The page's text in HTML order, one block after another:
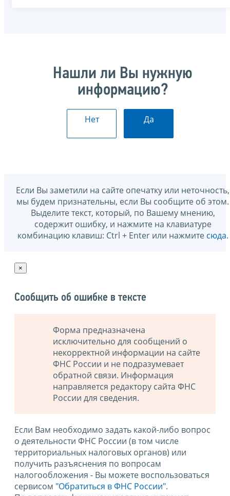
Нашли ли Вы нужную
информацию?
Нет Да
Если Вы заметили на сайте опечатку или неточность,
мы будем признательны, если Вы сообщите об этом.
Выделите текст, который, по Вашему мнению,
содержит ошибку, и нажмите на клавиатуре
комбинацию клавиш: Ctrl + Enter или нажмите сюда.
×
Сообщить об ошибке в тексте
Форма предназначена
исключительно для сообщений о
некорректной информации на сайте
ФНС России и не подразумевает
обратной связи. Информация
направляется редактору сайта ФНС
России для сведения.
Если Вам необходимо задать какой-либо вопрос
о деятельности ФНС России (в том числе
территориальных налоговых органов) или
получить разъяснения по вопросам
налогообложения - Вы можете воспользоваться
сервисом "Обратиться в ФНС России".